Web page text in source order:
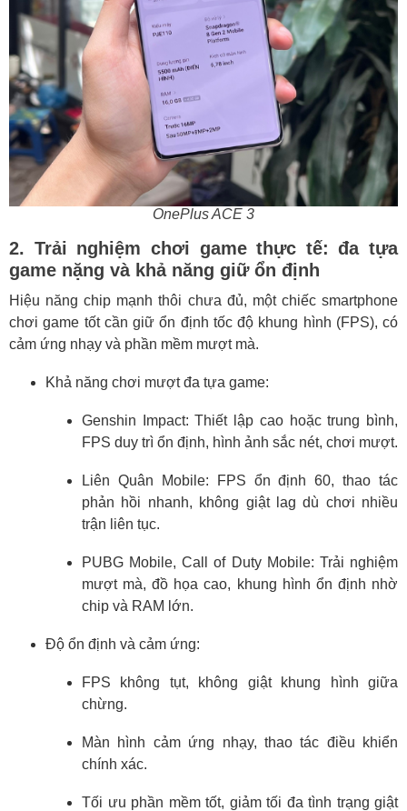
OnePlus ACE 3
2. Trải nghiệm chơi game thực tế: đa tựa
game nặng và khả năng giữ ổn định
Hiệu năng chip mạnh thôi chưa đủ, một chiếc smartphone
chơi game tốt cần giữ ổn định tốc độ khung hình (FPS), có
cảm ứng nhạy và phần mềm mượt mà.
Khả năng chơi mượt đa tựa game:
Genshin Impact: Thiết lập cao hoặc trung bình,
FPS duy trì ổn định, hình ảnh sắc nét, chơi mượt.
Liên Quân Mobile: FPS ổn định 60, thao tác
phản hồi nhanh, không giật lag dù chơi nhiều
trận liên tục.
PUBG Mobile, Call of Duty Mobile: Trải nghiệm
mượt mà, đồ họa cao, khung hình ổn định nhờ
chip và RAM lớn.
Độ ổn định và cảm ứng:
FPS không tụt, không giật khung hình giữa
chừng.
Màn hình cảm ứng nhạy, thao tác điều khiển
chính xác.
Tối ưu phần mềm tốt, giảm tối đa tình trạng giật